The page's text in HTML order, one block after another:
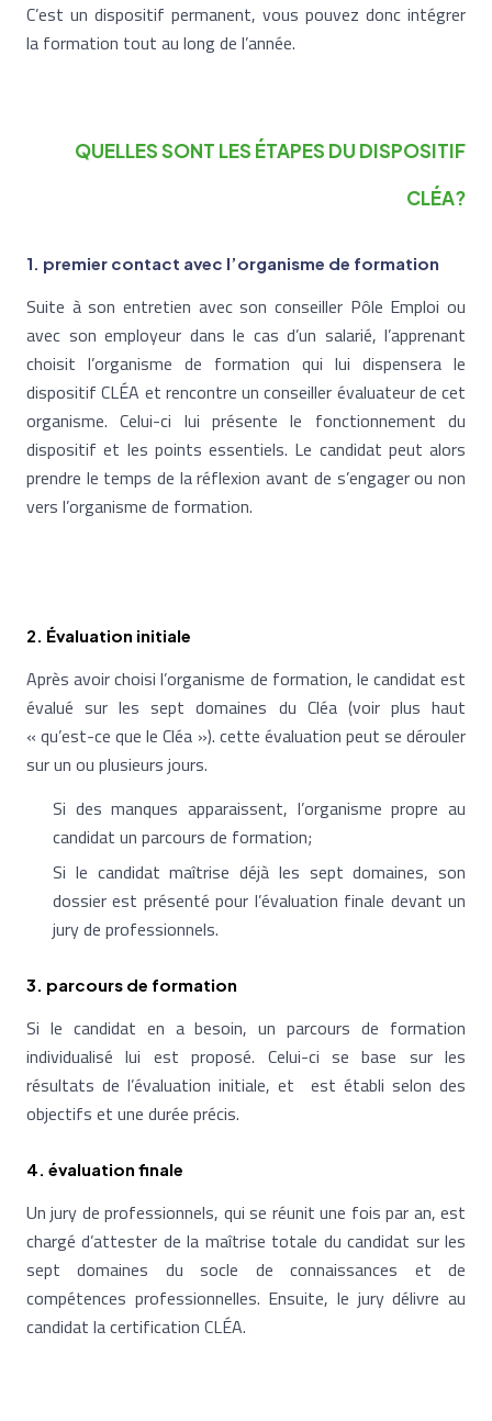
C’est un dispositif permanent, vous pouvez donc intégrer
la formation tout au long de l’année.
QUELLES SONT LES ÉTAPES DU DISPOSITIF
CLÉA?
1. premier contact avec l’organisme de formation
Suite à son entretien avec son conseiller Pôle Emploi ou
avec son employeur dans le cas d’un salarié, l’apprenant
choisit l’organisme de formation qui lui dispensera le
dispositif CLÉA et rencontre un conseiller évaluateur de cet
organisme. Celui-ci lui présente le fonctionnement du
dispositif et les points essentiels. Le candidat peut alors
prendre le temps de la réflexion avant de s’engager ou non
vers l’organisme de formation.
2. Évaluation initiale
Après avoir choisi l’organisme de formation, le candidat est
évalué sur les sept domaines du Cléa (voir plus haut
« qu’est-ce que le Cléa »). cette évaluation peut se dérouler
sur un ou plusieurs jours.
Si des manques apparaissent, l’organisme propre au
candidat un parcours de formation;
Si le candidat maîtrise déjà les sept domaines, son
dossier est présenté pour l’évaluation finale devant un
jury de professionnels.
3. parcours de formation
Si le candidat en a besoin, un parcours de formation
individualisé lui est proposé. Celui-ci se base sur les
résultats de l’évaluation initiale, et est établi selon des
objectifs et une durée précis.
4. évaluation finale
Un jury de professionnels, qui se réunit une fois par an, est
chargé d’attester de la maîtrise totale du candidat sur les
sept domaines du socle de connaissances et de
compétences professionnelles. Ensuite, le jury délivre au
candidat la certification CLÉA.